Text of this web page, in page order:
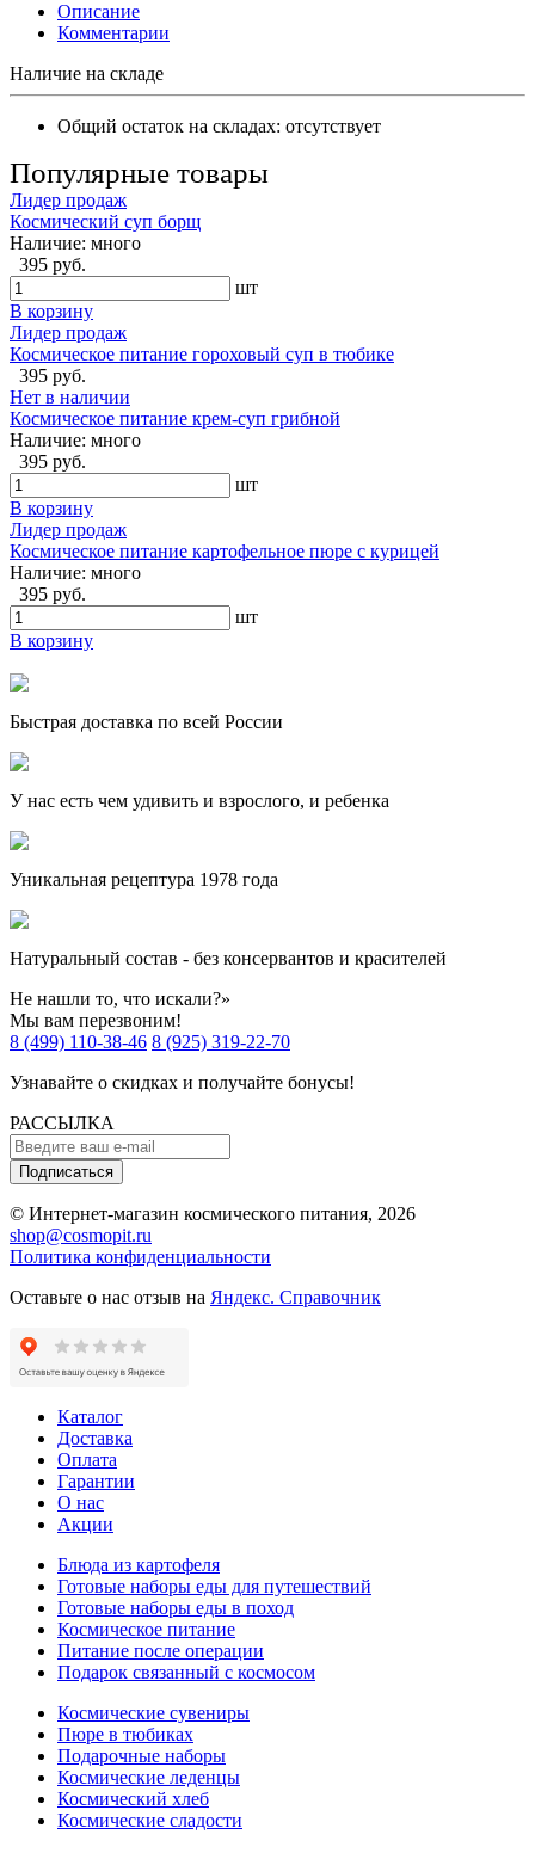
Описание
Комментарии
Наличие на складе
Общий остаток на складах: отсутствует
Популярные товары
Лидер продаж
Космический суп борщ
Наличие: много
395 руб.
шт
В корзину
Лидер продаж
Космическое питание гороховый суп в тюбике
395 руб.
Нет в наличии
Космическое питание крем-суп грибной
Наличие: много
395 руб.
шт
В корзину
Лидер продаж
Космическое питание картофельное пюре с курицей
Наличие: много
395 руб.
шт
В корзину
Быстрая доставка по всей России
У нас есть чем удивить и взрослого, и ребенка
Уникальная рецептура 1978 года
Натуральный состав - без консервантов и красителей
Не нашли то, что искали?»
Мы вам перезвоним!
8 (499) 110-38-46 8 (925) 319-22-70
Узнавайте о скидках и получайте бонусы!
РАССЫЛКА
Подписаться
© Интернет-магазин космического питания, 2026
shop@cosmopit.ru
Политика конфиденциальности
Оставьте о нас отзыв на Яндекс. Справочник
Каталог
Доставка
Оплата
Гарантии
О нас
Акции
Блюда из картофеля
Готовые наборы еды для путешествий
Готовые наборы еды в поход
Космическое питание
Питание после операции
Подарок связанный с космосом
Космические сувениры
Пюре в тюбиках
Подарочные наборы
Космические леденцы
Космический хлеб
Космические сладости